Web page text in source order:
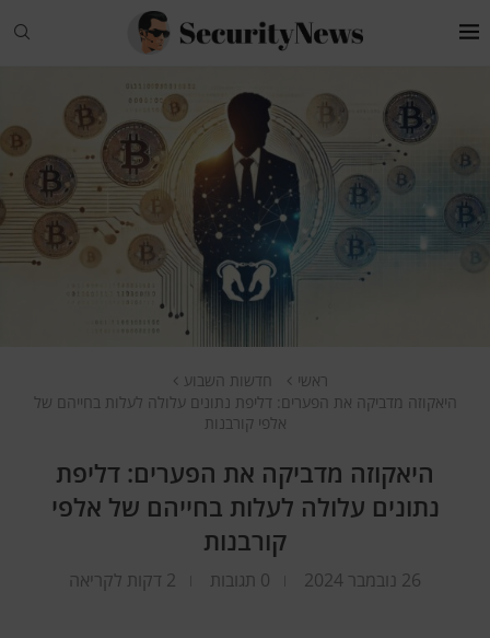
ראשי
חדשות השבוע
היאקוזה מדביקה את הפערים: דליפת נתונים עלולה לעלות בחייהם של
אלפי קורבנות
היאקוזה מדביקה את הפערים: דליפת
נתונים עלולה לעלות בחייהם של אלפי
קורבנות
26 נובמבר 2024 0 תגובות 2 דקות לקריאה